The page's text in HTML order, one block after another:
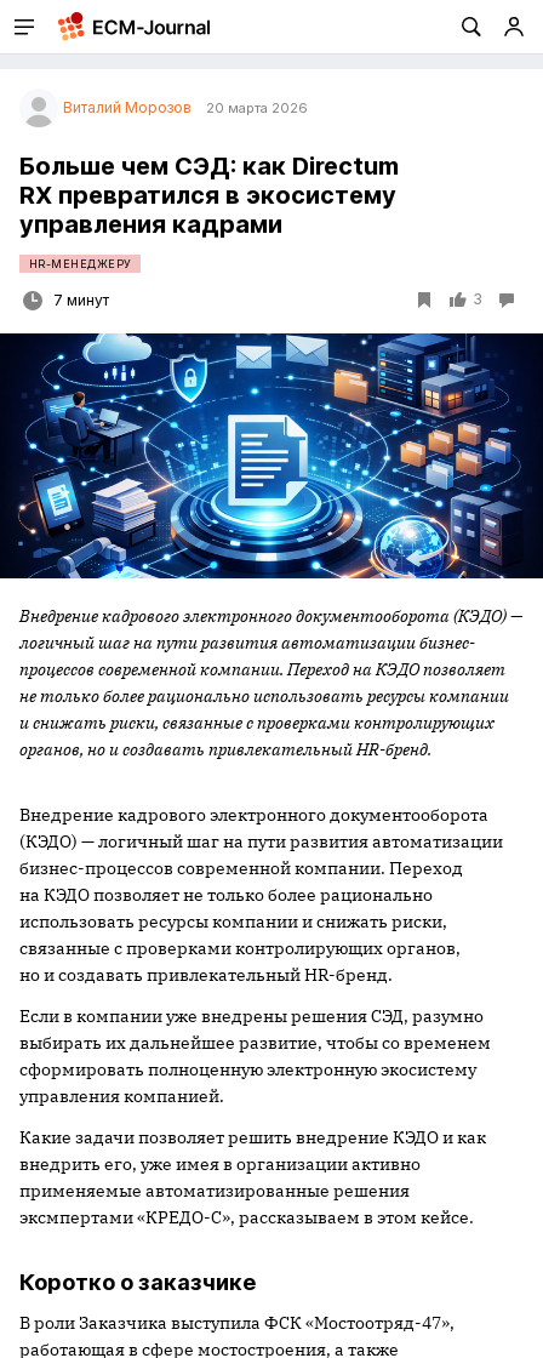
Виталий Морозов 20 марта 2026
Больше чем СЭД: как Directum
RX превратился в экосистему
управления кадрами
HR-МЕНЕДЖЕРУ
7 минут 3
Внедрение кадрового электронного документооборота (КЭДО) —
логичный шаг на пути развития автоматизации бизнес-
процессов современной компании. Переход на КЭДО позволяет
не только более рационально использовать ресурсы компании
и снижать риски, связанные с проверками контролирующих
органов, но и создавать привлекательный HR-бренд.
Внедрение кадрового электронного документооборота
(КЭДО) — логичный шаг на пути развития автоматизации
бизнес-процессов современной компании. Переход
на КЭДО позволяет не только более рационально
использовать ресурсы компании и снижать риски,
связанные с проверками контролирующих органов,
но и создавать привлекательный HR-бренд.
Если в компании уже внедрены решения СЭД, разумно
выбирать их дальнейшее развитие, чтобы со временем
сформировать полноценную электронную экосистему
управления компанией.
Какие задачи позволяет решить внедрение КЭДО и как
внедрить его, уже имея в организации активно
применяемые автоматизированные решения
эксмпертами «КРЕДО-С», рассказываем в этом кейсе.
Коротко о заказчике
В роли Заказчика выступила ФСК «Мостоотряд-47»,
работающая в сфере мостостроения, а также